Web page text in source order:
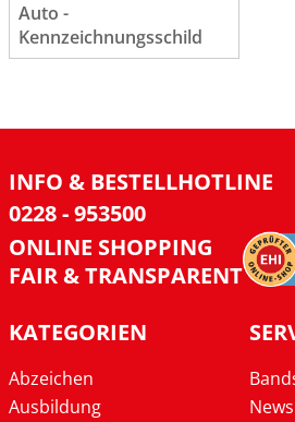
Auto -
Kennzeichnungsschild
INFO & BESTELLHOTLINE
0228 - 953500
ONLINE SHOPPING
FAIR & TRANSPARENT
KATEGORIEN
Abzeichen
Ausbildung